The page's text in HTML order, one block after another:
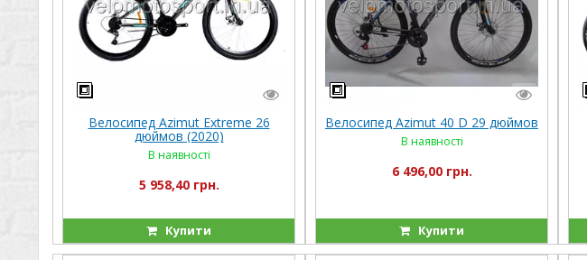
Велосипед Azimut Extreme 26
дюймов (2020)
В наявності
5 958,40 грн.
Купити
Велосипед Azimut 40 D 29 дюймов
В наявності
6 496,00 грн.
Купити